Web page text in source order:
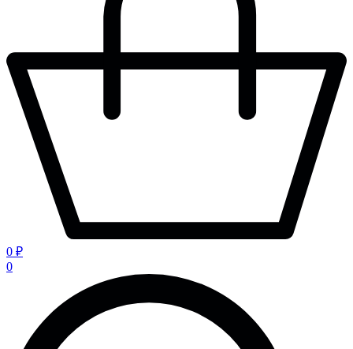
0 ₽
0